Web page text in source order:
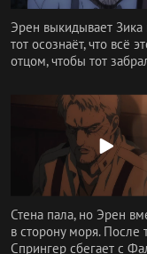
Эрен выкидывает Зика
тот осознаёт, что всё
отцом, чтобы тот
Стена пала, но Эрен
в сторону моря.
Спрингер сбегает с